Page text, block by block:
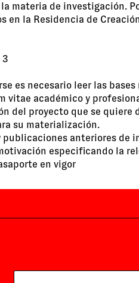
materia de investigación.
en la Residencia de
3
es necesario leer las
vitae académico y
del proyecto que se
su materialización.
publicaciones anteriores de
especificando la
en vigor